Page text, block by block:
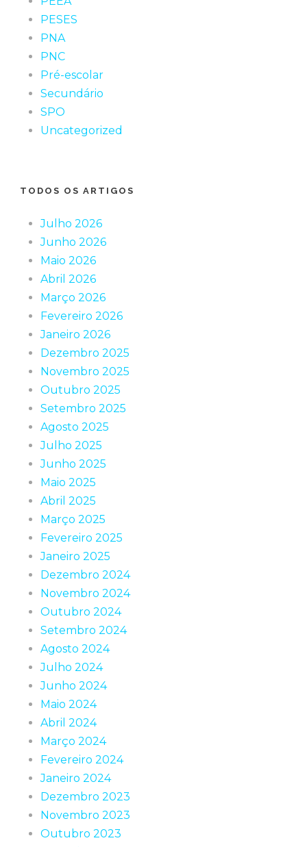
PESES
PNA
PNC
Pré-escolar
Secundário
SPO
Uncategorized
TODOS OS ARTIGOS
Julho 2026
Junho 2026
Maio 2026
Abril 2026
Março 2026
Fevereiro 2026
Janeiro 2026
Dezembro 2025
Novembro 2025
Outubro 2025
Setembro 2025
Agosto 2025
Julho 2025
Junho 2025
Maio 2025
Abril 2025
Março 2025
Fevereiro 2025
Janeiro 2025
Dezembro 2024
Novembro 2024
Outubro 2024
Setembro 2024
Agosto 2024
Julho 2024
Junho 2024
Maio 2024
Abril 2024
Março 2024
Fevereiro 2024
Janeiro 2024
Dezembro 2023
Novembro 2023
Outubro 2023